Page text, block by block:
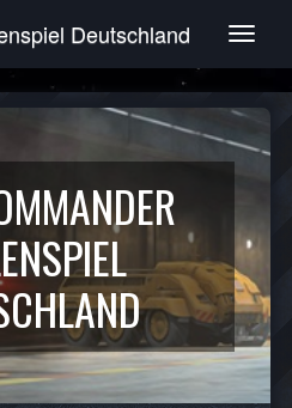
T
g
e
v
g
a
t
i
o
n
Deutschland